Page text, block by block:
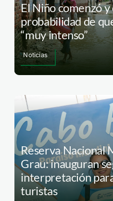
El Niño comenzó
probabilidad de
“muy intenso”
Noticias
Reserva Nacional
Grau: inauguran
interpretación
turistas